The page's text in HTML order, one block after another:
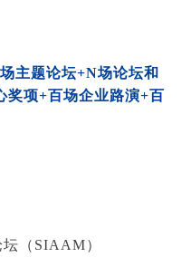
主题论坛+N场论坛和
奖项+百场企业路演+百
（SIAAM）